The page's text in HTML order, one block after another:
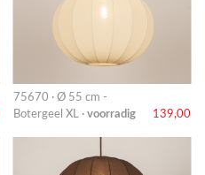
75670 · Ø 55 cm -
Botergeel XL · voorradig 139,00